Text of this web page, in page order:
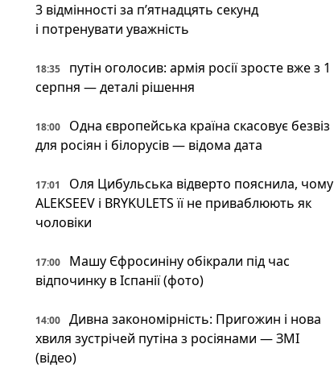
3 відмінності за п’ятнадцять секунд
і потренувати уважність
18:35
путін оголосив: армія росії зросте вже з 1
серпня — деталі рішення
18:00
Одна європейська країна скасовує безвіз
для росіян і білорусів — відома дата
17:01
Оля Цибульська відверто пояснила, чому
ALEKSEEV і BRYKULETS її не приваблюють як
чоловіки
17:00
Машу Єфросиніну обікрали під час
відпочинку в Іспанії (фото)
14:00
Дивна закономірність: Пригожин і нова
хвиля зустрічей путіна з росіянами — ЗМІ
(відео)